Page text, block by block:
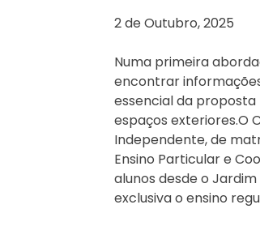
2 de Outubro, 2025
Numa primeira
encontrar
essencial da
espaços exteriores.O
Independente, de
Ensino Particular e
alunos desde o
exclusiva o ensino